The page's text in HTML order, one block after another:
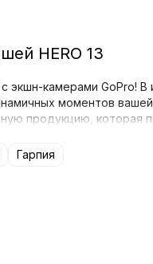
HERO 13
камерами GoPro!
моментов
продукцию, которая
до горячих новинок
Гарпия